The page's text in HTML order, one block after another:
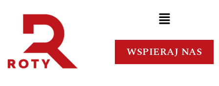
WSPIERAJ NAS